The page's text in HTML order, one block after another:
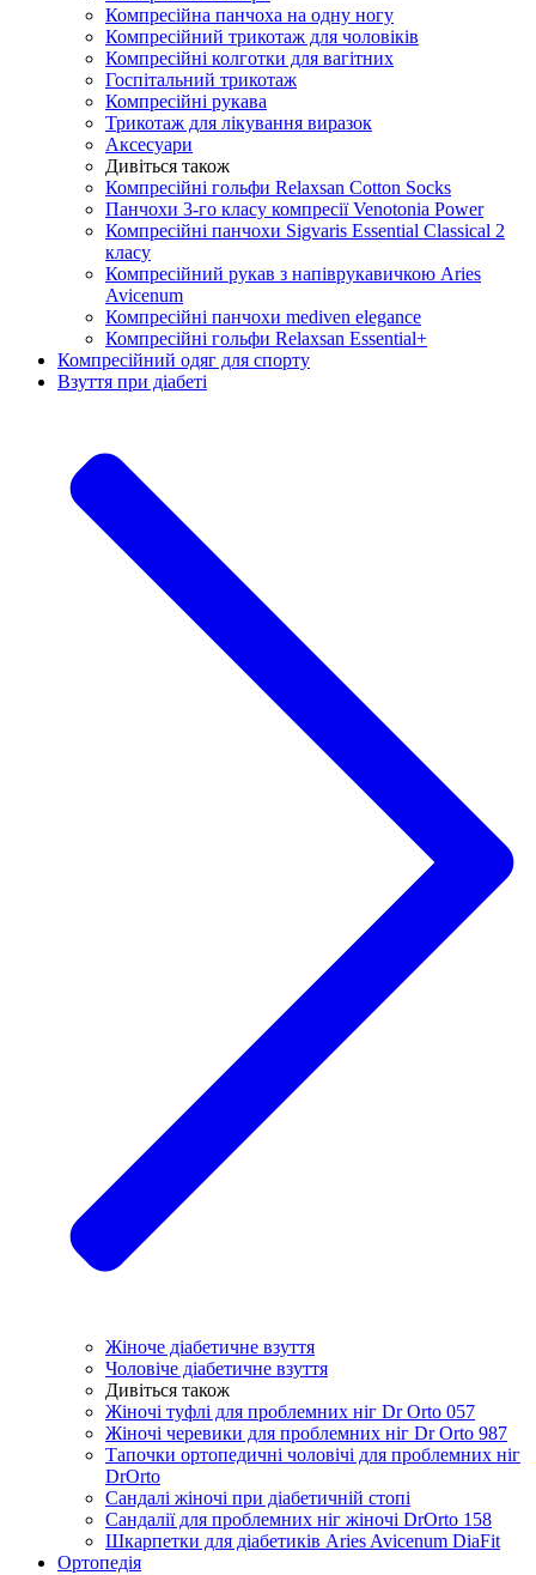
Компресійна панчоха на одну ногу
Компресійний трикотаж для чоловіків
Компресійні колготки для вагітних
Госпітальний трикотаж
Компресійні рукава
Трикотаж для лікування виразок
Аксесуари
Дивіться також
Компресійні гольфи Relaxsan Cotton Socks
Панчохи 3-го класу компресії Venotonia Power
Компресійні панчохи Sigvaris Essential Classical 2
класу
Компресійний рукав з напіврукавичкою Aries
Avicenum
Компресійні панчохи mediven elegance
Компресійні гольфи Relaxsan Essential+
Компресійний одяг для спорту
Взуття при діабеті
Жіноче діабетичне взуття
Чоловіче діабетичне взуття
Дивіться також
Жіночі туфлі для проблемних ніг Dr Orto 057
Жіночі черевики для проблемних ніг Dr Orto 987
Тапочки ортопедичні чоловічі для проблемних ніг
DrOrtо
Сандалі жіночі при діабетичній стопі
Сандалії для проблемних ніг жіночі DrOrto 158
Шкарпетки для діабетиків Aries Avicenum DiaFit
Ортопедія